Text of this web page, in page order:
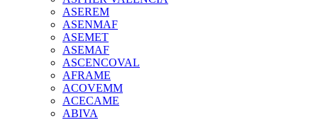
ASEREM
ASENMAF
ASEMET
ASEMAF
ASCENCOVAL
AFRAME
ACOVEMM
ACECAME
ABIVA